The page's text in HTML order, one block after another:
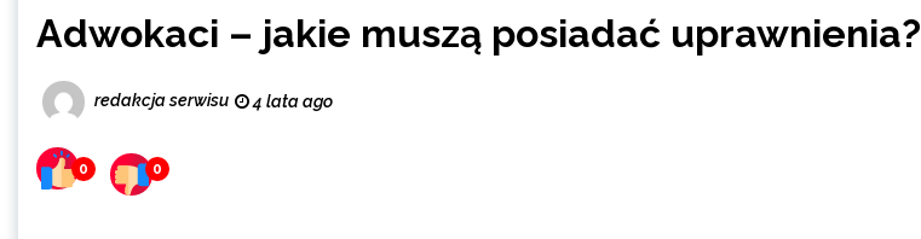
Adwokaci – jakie muszą posiadać uprawnienia?
redakcja serwisu 4 lata ago
0 0